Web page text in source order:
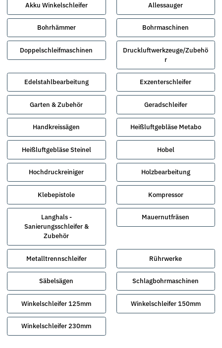
Akku Winkelschleifer Allessauger
Bohrhämmer Bohrmaschinen
Doppelschleifmaschinen
Druckluftwerkzeuge/Zubehö
r
Edelstahlbearbeitung Exzenterschleifer
Garten & Zubehör Geradschleifer
Handkreissägen Heißluftgebläse Metabo
Heißluftgebläse Steinel Hobel
Hochdruckreiniger Holzbearbeitung
Klebepistole Kompressor
Langhals -
Sanierungsschleifer &
Zubehör
Mauernutfräsen
Metalltrennschleifer Rührwerke
Säbelsägen Schlagbohrmaschinen
Winkelschleifer 125mm Winkelschleifer 150mm
Winkelschleifer 230mm